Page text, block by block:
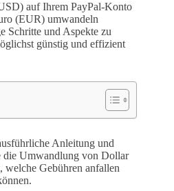
auf Ihrem PayPal-Konto
(EUR) umwandeln
Schritte und Aspekte zu
günstig und effizient
Anleitung und
Umwandlung von Dollar
Gebühren anfallen